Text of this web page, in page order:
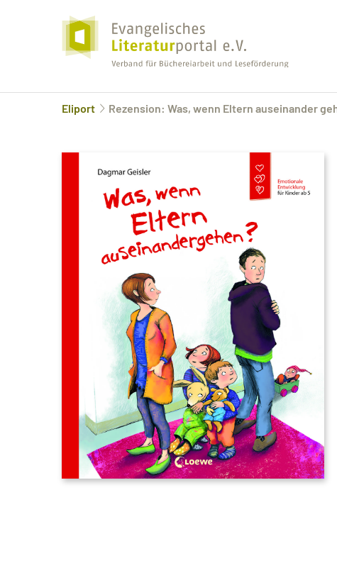
Eliport Rezension: Was, wenn Eltern auseinander